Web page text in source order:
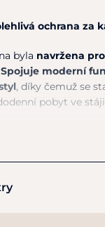
ochrana za
byla navržena
Spojuje moderní
, díky čemuž se
pobyt ve
v kombinaci s
příjemný
zip umožňuje